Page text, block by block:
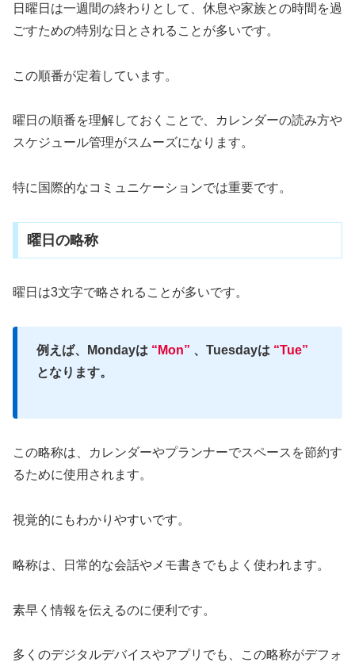
日曜日は一週間の終わりとして、休息や家族との時間を過
ごすための特別な日とされることが多いです。
この順番が定着しています。
曜日の順番を理解しておくことで、カレンダーの読み方や
スケジュール管理がスムーズになります。
特に国際的なコミュニケーションでは重要です。
曜日の略称
曜日は3文字で略されることが多いです。
例えば、Mondayは “Mon” 、Tuesdayは “Tue”
となります。
この略称は、カレンダーやプランナーでスペースを節約す
るために使用されます。
視覚的にもわかりやすいです。
略称は、日常的な会話やメモ書きでもよく使われます。
素早く情報を伝えるのに便利です。
多くのデジタルデバイスやアプリでも、この略称がデフォ